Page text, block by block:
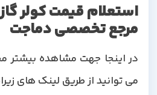
استعلام قیمت کولر گازی
مرجع تخصصی دماجت
در اینجا جهت مشاهده بیشتر
می توانید از طریق لینک های